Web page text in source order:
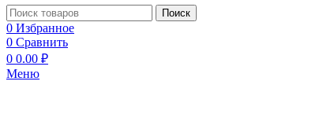
Поиск
0 Избранное
0 Сравнить
0 0.00 ₽
Меню